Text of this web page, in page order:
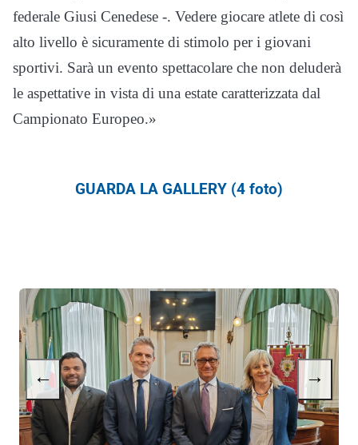
federale Giusi Cenedese -. Vedere giocare atlete di così
alto livello è sicuramente di stimolo per i giovani
sportivi. Sarà un evento spettacolare che non deluderà
le aspettative in vista di una estate caratterizzata dal
Campionato Europeo.»
GUARDA LA GALLERY (4 foto)
← →